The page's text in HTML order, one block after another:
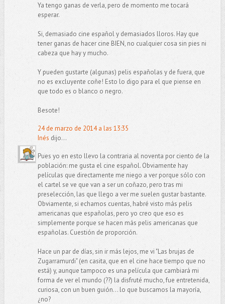
Ya tengo ganas de verla, pero de momento me tocará
esperar.
Si, demasiado cine español y demasiados lloros. Hay que
tener ganas de hacer cine BIEN, no cualquier cosa sin pies ni
cabeza que hay y mucho.
Y pueden gustarte (algunas) pelis españolas y de fuera, que
no es excluyente coñe! Esto lo digo para el que piense en
que todo es o blanco o negro.
Besote!
24 de marzo de 2014 a las 13:35
Inés dijo...
Pues yo en esto llevo la contraria al noventa por ciento de la
población: me gusta el cine español. Obviamente hay
películas que directamente me niego a ver porque sólo con
el cartel se ve que van a ser un coñazo, pero tras mi
preselección, las que llego a ver me suelen gustar bastante.
Obviamente, si echamos cuentas, habré visto más pelis
americanas que españolas, pero yo creo que eso es
simplemente porque se hacen más pelis americanas que
españolas. Cuestión de proporción.
Hace un par de días, sin ir más lejos, me vi "Las brujas de
Zugarramurdi" (en casita, que en el cine hace tiempo que no
está) y, aunque tampoco es una película que cambiará mi
forma de ver el mundo (??) la disfruté mucho, fue entretenida,
curiosa, con un buen guión... lo que buscamos la mayoría,
¿no?